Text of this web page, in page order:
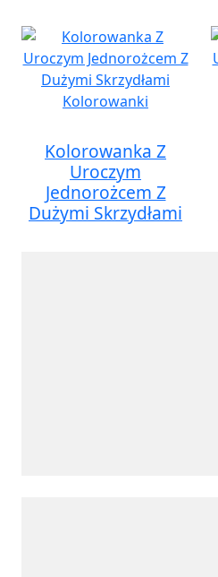
Kolorowanka Z
Uroczym
Jednorożcem Z
Dużymi Skrzydłami